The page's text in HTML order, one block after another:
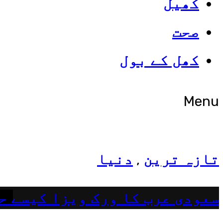
صحت
کھل کے بول
Menu
شوبز
ہانیہ عامر کی بہن ایشا
تازہ ترین , دنیا
سعودی عرب کا ورک ویزا کیسے